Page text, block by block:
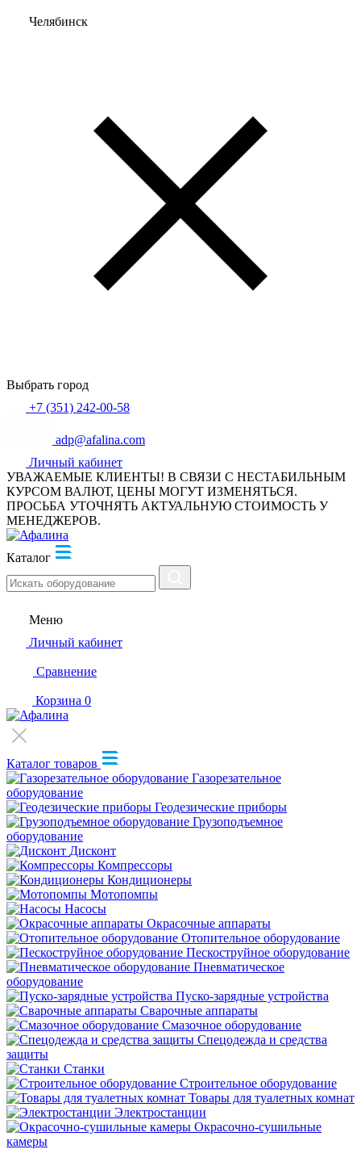
Челябинск
Выбрать город
+7 (351) 242-00-58
adp@afalina.com
Личный кабинет
УВАЖАЕМЫЕ КЛИЕНТЫ! В СВЯЗИ С НЕСТАБИЛЬНЫМ
КУРСОМ ВАЛЮТ, ЦЕНЫ МОГУТ ИЗМЕНЯТЬСЯ.
ПРОСЬБА УТОЧНЯТЬ АКТУАЛЬНУЮ СТОИМОСТЬ У
МЕНЕДЖЕРОВ.
Каталог
Меню
Личный кабинет
Сравнение
Корзина 0
Каталог товаров
Газорезательное
оборудование
Геодезические приборы
Грузоподъемное
оборудование
Дисконт
Компрессоры
Кондиционеры
Мотопомпы
Насосы
Окрасочные аппараты
Отопительное оборудование
Пескоструйное оборудование
Пневматическое
оборудование
Пуско-зарядные устройства
Сварочные аппараты
Смазочное оборудование
Спецодежда и средства
защиты
Станки
Строительное оборудование
Товары для туалетных комнат
Электростанции
Окрасочно-сушильные
камеры